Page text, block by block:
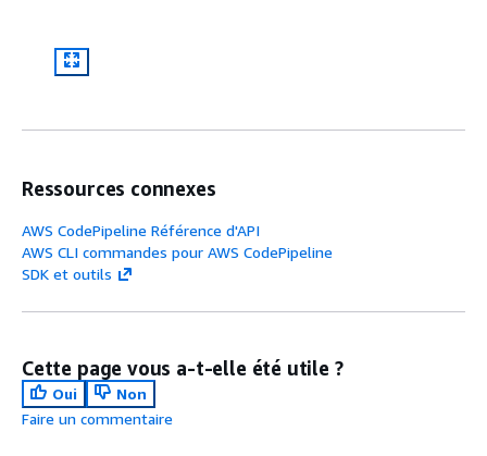
Ressources connexes
AWS CodePipeline Référence d'API
AWS CLI commandes pour AWS CodePipeline
SDK et outils
Cette page vous a-t-elle été utile ?
Oui
Non
Faire un commentaire